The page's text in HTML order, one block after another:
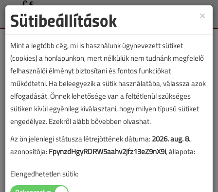
Toggle
VGF&HKL cikkvásárlás
Helytakarékos hőszivattyú című cikk
vásárlása
sikeres online elektronikus fizetést követően azonnal
aktiválódik. A hozzáférése nem évül el.
×
Sütibeállítások
Mint a legtöbb cég, mi is használunk úgynevezett sütiket
(cookies) a honlapunkon, mert nélkülük nem tudnánk megfelelő
felhasználói élményt biztosítani és fontos funkciókat
működtetni. Ha beleegyezik a sütik használatába, válassza azok
elfogadását. Önnek lehetősége van a feltétlenül szükséges
sütiken kívül egyénileg kiválasztani, hogy milyen típusú sütiket
engedélyez. Ezekről alább bővebben olvashat.
Az ön jelenlegi státusza létrejöttének dátuma:2026. aug. 8.,
azonosítója:FpynzdHgyRDRW5aahv2jfz13eZ9nX9i, állapota:
Elengedhetetlen sütik: